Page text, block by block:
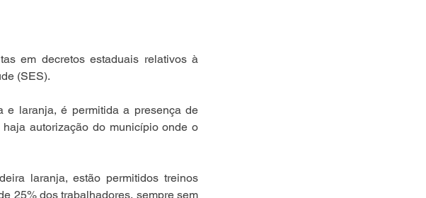
em decretos estaduais relativos à
(SES).
e laranja, é permitida a presença de
autorização do município onde o
laranja, estão permitidos treinos
25% dos trabalhadores, sempre sem